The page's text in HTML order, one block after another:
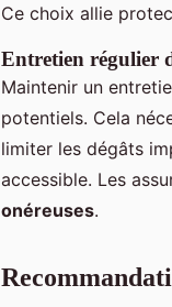
Ce choix allie
Entretien régulier
Maintenir un
potentiels. Cela
limiter les dégâts
accessible. Les
onéreuses.